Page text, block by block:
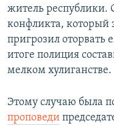
житель республики.
конфликта, который
пригрозил оторвать
итоге полиция
мелком хулиганстве.
Этому случаю была
проповеди